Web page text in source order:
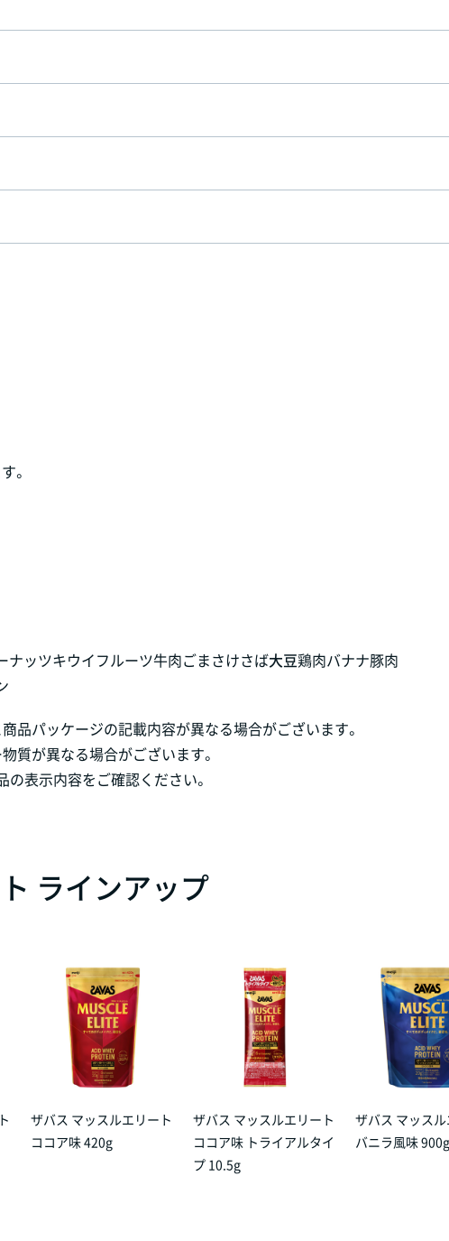
。
ナッツキウイフルーツ牛肉ごまさけさば大豆鶏肉バナナ豚肉
品パッケージの記載内容が異なる場合がございます。
質が異なる場合がございます。
の表示内容をご確認ください。
ラインアップ
ザバス マッスルエリート
ココア味 420g
ザバス マッスルエリート
ココア味 トライアルタイ
プ 10.5g
ザバス マッス
バニラ風味 900g